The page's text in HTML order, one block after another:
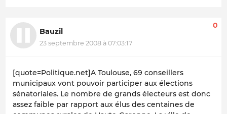
Bauzil
23 septembre 2008 à 07:03:17
0
[quote=Politique.net]A Toulouse, 69 conseillers
municipaux vont pouvoir participer aux élections
sénatoriales. Le nombre de grands électeurs est donc
assez faible par rapport aux élus des centaines de